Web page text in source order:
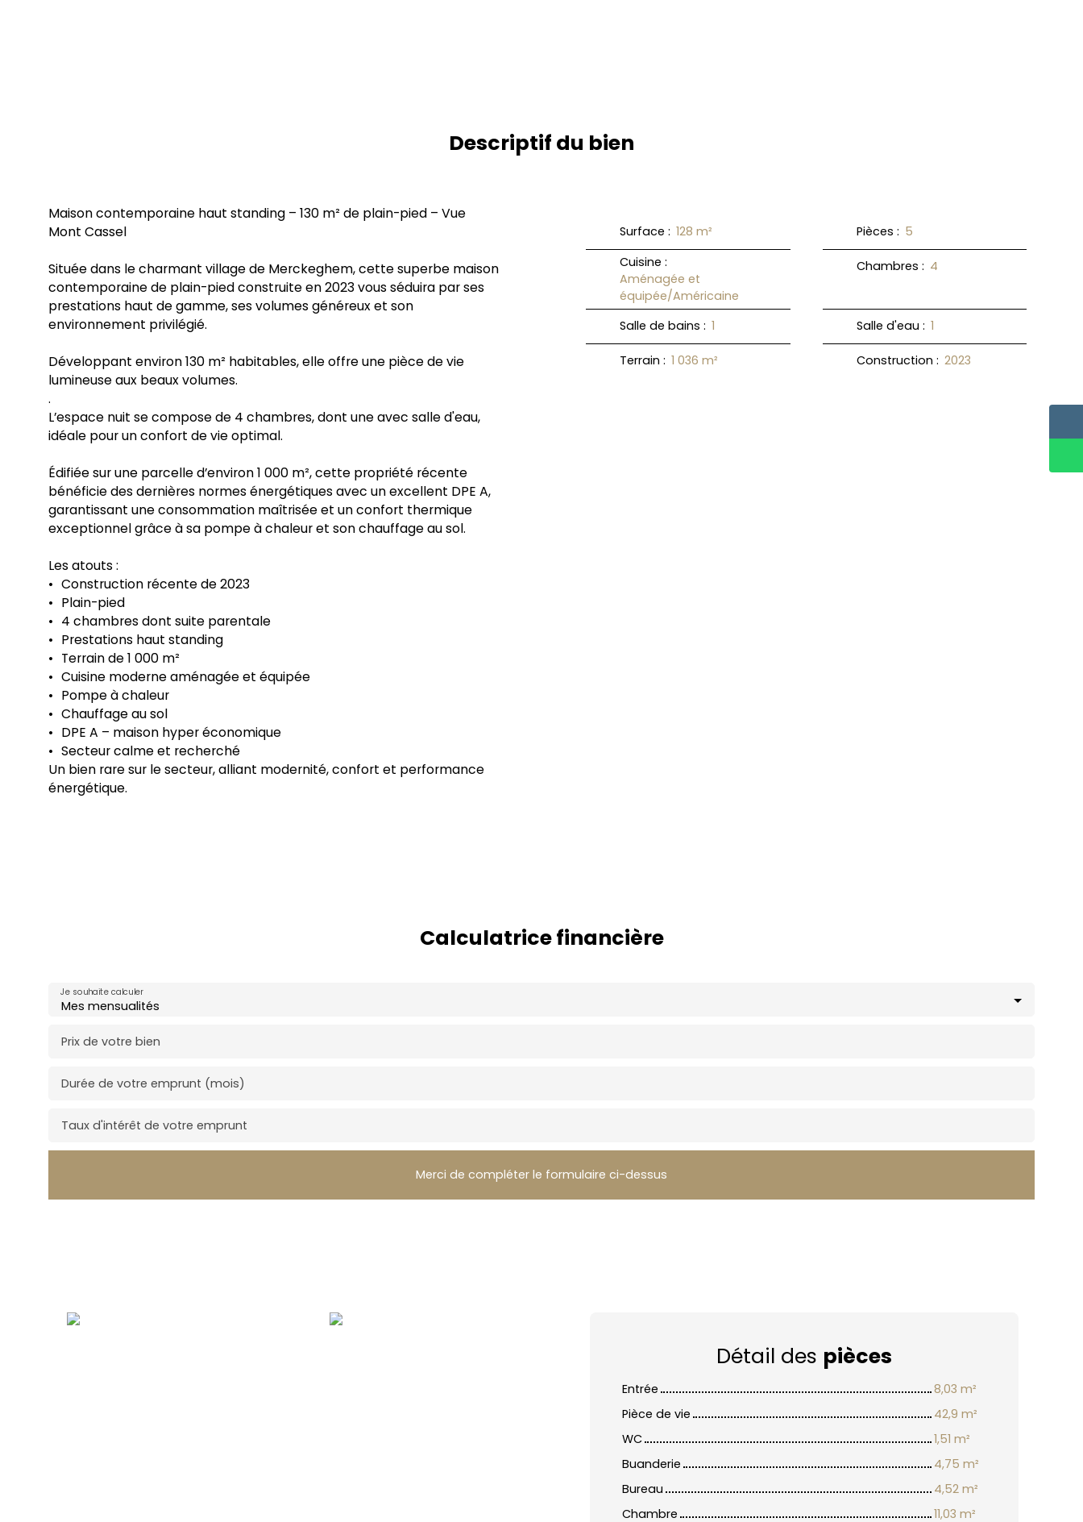
Descriptif du bien
Maison contemporaine haut standing – 130 m² de plain-pied – Vue
Mont Cassel
Située dans le charmant village de Merckeghem, cette superbe maison
contemporaine de plain-pied construite en 2023 vous séduira par ses
prestations haut de gamme, ses volumes généreux et son
environnement privilégié.
Développant environ 130 m² habitables, elle offre une pièce de vie
lumineuse aux beaux volumes.
.
L’espace nuit se compose de 4 chambres, dont une avec salle d'eau,
idéale pour un confort de vie optimal.
Édifiée sur une parcelle d’environ 1 000 m², cette propriété récente
bénéficie des dernières normes énergétiques avec un excellent DPE A,
garantissant une consommation maîtrisée et un confort thermique
exceptionnel grâce à sa pompe à chaleur et son chauffage au sol.
Les atouts :
Construction récente de 2023
Plain-pied
4 chambres dont suite parentale
Prestations haut standing
Terrain de 1 000 m²
Cuisine moderne aménagée et équipée
Pompe à chaleur
Chauffage au sol
DPE A – maison hyper économique
Secteur calme et recherché
Un bien rare sur le secteur, alliant modernité, confort et performance
énergétique.
Surface : 128 m² Pièces : 5
Cuisine :
Aménagée et
équipée/Américaine
Chambres : 4
Salle de bains : 1 Salle d'eau : 1
Terrain : 1 036 m² Construction : 2023
Calculatrice financière
Mes mensualités
Je souhaite calculer
Prix de votre bien
Durée de votre emprunt (mois)
Taux d'intérêt de votre emprunt
Merci de compléter le formulaire ci-dessus
Détail des pièces
Entrée
8,03 m²
Pièce de vie
42,9 m²
WC
1,51 m²
Buanderie
4,75 m²
Bureau
4,52 m²
Chambre
11,03 m²